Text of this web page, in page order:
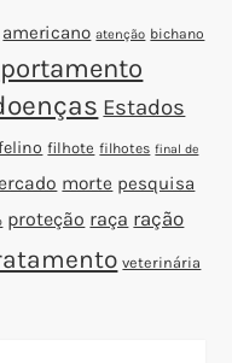
americano atenção bichano
Estados
filhote filhotes final de
morte pesquisa
proteção raça ração
veterinária